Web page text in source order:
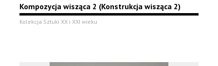
Kompozycja wisząca 2 (Konstrukcja wisząca 2)
Kolekcja Sztuki XX i XXI wieku